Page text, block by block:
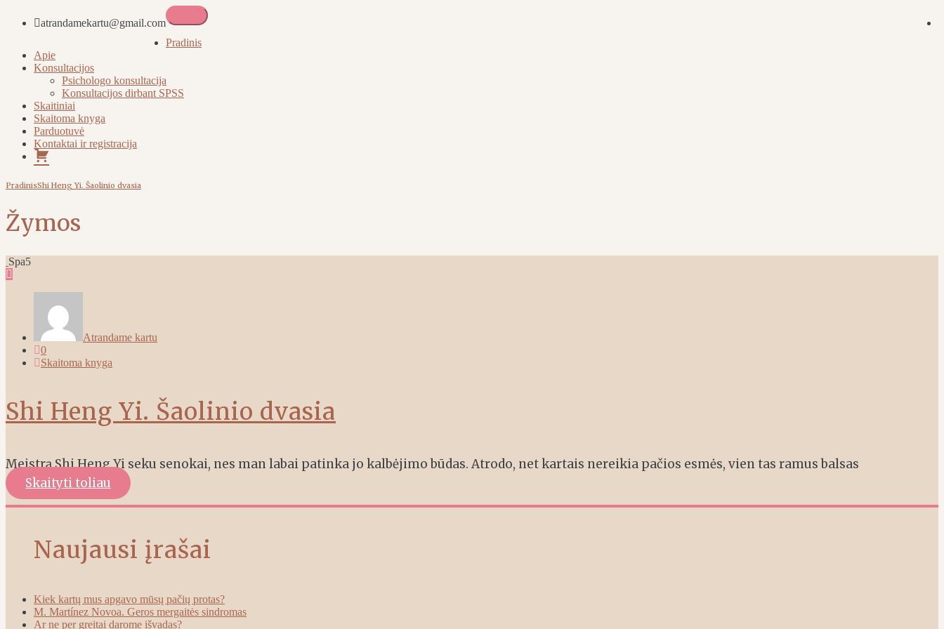
atrandamekartu@gmail.com
Atrandame kartu
Pradinis
Apie
Konsultacijos
Psichologo konsultacija
Konsultacijos dirbant SPSS
Skaitiniai
Skaitoma knyga
Parduotuvė
Kontaktai ir registracija
Pirkinių
krepšelis
PradinisShi Heng Yi. Šaolinio dvasia
Žymos
Spa5
Atrandame kartu
0
Skaitoma knyga
Shi Heng Yi. Šaolinio dvasia
Meistrą Shi Heng Yi seku senokai, nes man labai patinka jo kalbėjimo būdas. Atrodo, net kartais nereikia pačios esmės, vien tas ramus balsas
Skaityti toliau
Naujausi įrašai
Kiek kartų mus apgavo mūsų pačių protas?
M. Martínez Novoa. Geros mergaitės sindromas
Ar ne per greitai darome išvadas?